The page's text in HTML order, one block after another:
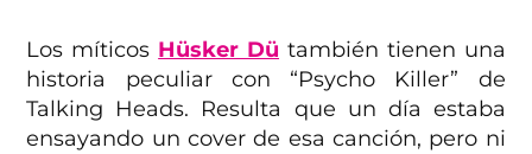
Los míticos Hüsker Dü también tienen una
historia peculiar con “Psycho Killer” de
Talking Heads. Resulta que un día estaba
ensayando un cover de esa canción, pero ni